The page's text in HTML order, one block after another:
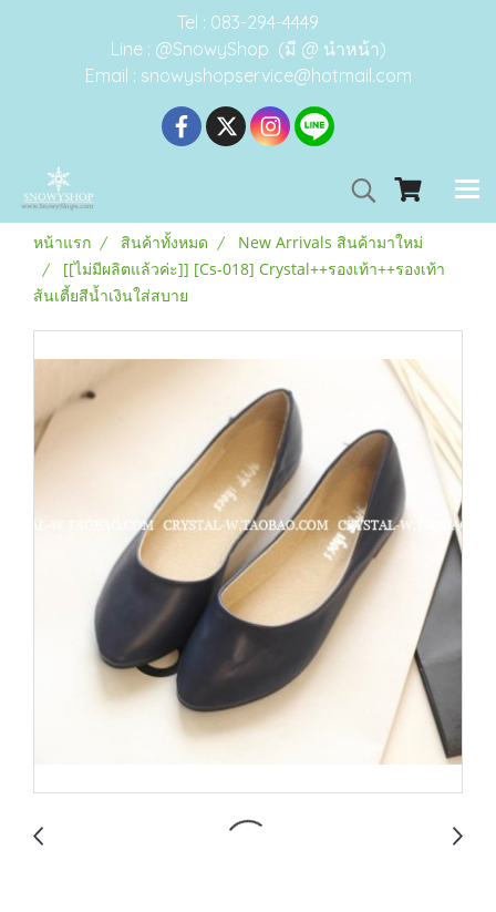
Tel : 083-294-4449
Line : @SnowyShop (มี @ นำหน้า)
Email : snowyshopservice@hotmail.com
หน้าแรก สินค้าทั้งหมด
New Arrivals สินค้ามาใหม่
[[ไม่มีผลิตแล้วค่ะ]] [Cs-018] Crystal++รองเท้า++รองเท้า
ส้นเตี้ยสีน้ำเงินใส่สบาย